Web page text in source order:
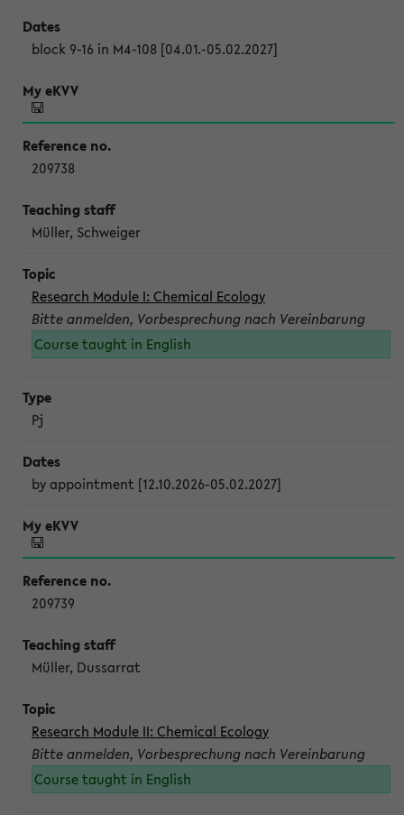
block 9-16 in M4-108 [04.01.-05.02.2027]
209738
Müller, Schweiger
Research Module I: Chemical Ecology
Bitte anmelden, Vorbesprechung nach Vereinbarung
Course taught in English
Pj
by appointment [12.10.2026-05.02.2027]
209739
Müller, Dussarrat
Research Module II: Chemical Ecology
Bitte anmelden, Vorbesprechung nach Vereinbarung
Course taught in English